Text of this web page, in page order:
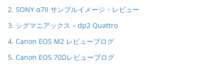
2. SONY α7II サンプルイメージ・レビュー
3. シグマニアックス – dp2 Quattro
4. Canon EOS M2 レビューブログ
5. Canon EOS 70Dレビューブログ